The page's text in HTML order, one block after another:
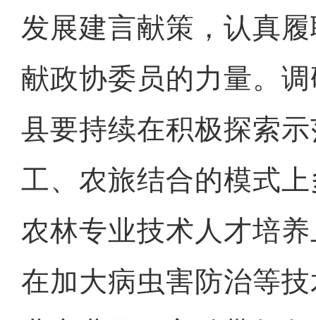
发展建言献策，认真
献政协委员的力量。
县要持续在积极探索
工、农旅结合的模式
农林专业技术人才培
在加大病虫害防治等